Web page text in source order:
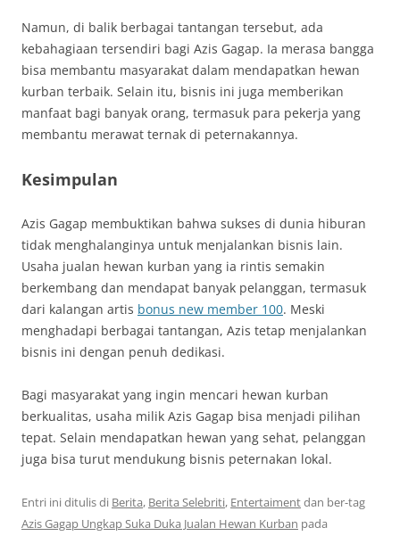
Namun, di balik berbagai tantangan tersebut, ada
kebahagiaan tersendiri bagi Azis Gagap. Ia merasa bangga
bisa membantu masyarakat dalam mendapatkan hewan
kurban terbaik. Selain itu, bisnis ini juga memberikan
manfaat bagi banyak orang, termasuk para pekerja yang
membantu merawat ternak di peternakannya.
Kesimpulan
Azis Gagap membuktikan bahwa sukses di dunia hiburan
tidak menghalanginya untuk menjalankan bisnis lain.
Usaha jualan hewan kurban yang ia rintis semakin
berkembang dan mendapat banyak pelanggan, termasuk
dari kalangan artis bonus new member 100. Meski
menghadapi berbagai tantangan, Azis tetap menjalankan
bisnis ini dengan penuh dedikasi.
Bagi masyarakat yang ingin mencari hewan kurban
berkualitas, usaha milik Azis Gagap bisa menjadi pilihan
tepat. Selain mendapatkan hewan yang sehat, pelanggan
juga bisa turut mendukung bisnis peternakan lokal.
Entri ini ditulis di Berita, Berita Selebriti, Entertaimentdan ber-tag
Azis Gagap Ungkap Suka Duka Jualan Hewan Kurban pada